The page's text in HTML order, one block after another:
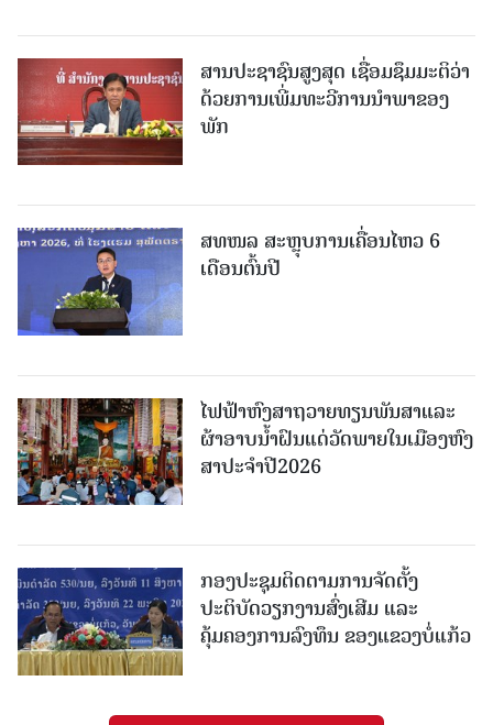
ສານປະຊາຊົນສູງສຸດ ເຊື່ອມຊຶມມະຕິວ່າ
ດ້ວຍການເພີ່ມທະວີການນຳພາຂອງ
ພັກ
ສທໜລ ສະຫຼຸບການເຄື່ອນໄຫວ 6
ເດືອນຕົ້ນປີ
ໄຟຟ້າຫົງສາຖວາຍທຽນພັນສາແລະ
ຜ້າອາບນໍ້າຝົນແດ່ວັດພາຍໃນເມືອງຫົງ
ສາປະຈໍາປີ2026
ກອງປະຊຸມຕິດຕາມການຈັດຕັ້ງ
ປະຕິບັດວຽກງານສົ່ງເສີມ ແລະ
ຄຸ້ມຄອງການລົງທຶນ ຂອງແຂວງບໍ່ແກ້ວ